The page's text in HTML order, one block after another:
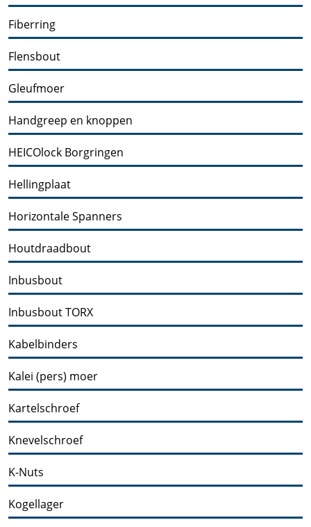
Fiberring
Flensbout
Gleufmoer
Handgreep en knoppen
HEICOlock Borgringen
Hellingplaat
Horizontale Spanners
Houtdraadbout
Inbusbout
Inbusbout TORX
Kabelbinders
Kalei (pers) moer
Kartelschroef
Knevelschroef
K-Nuts
Kogellager